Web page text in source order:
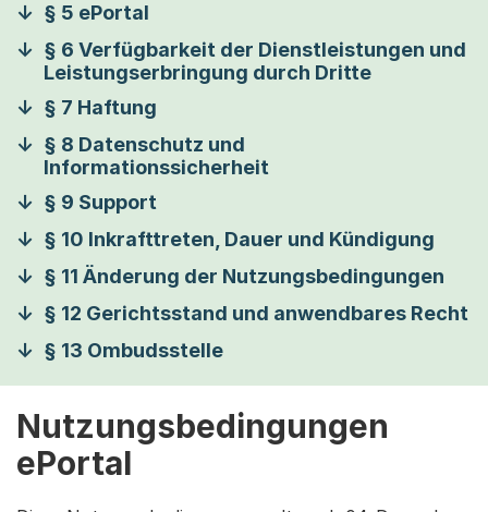
§ 5 ePortal
§ 6 Verfügbarkeit der Dienstleistungen und
Leistungserbringung durch Dritte
§ 7 Haftung
§ 8 Datenschutz und
Informationssicherheit
§ 9 Support
§ 10 Inkrafttreten, Dauer und Kündigung
§ 11 Änderung der Nutzungsbedingungen
§ 12 Gerichtsstand und anwendbares Recht
§ 13 Ombudsstelle
Nutzungsbedingungen
ePortal